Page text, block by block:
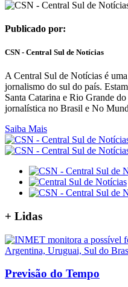
Publicado por:
CSN - Central Sul de Notícias
A Central Sul de Notícias é
jornalismo do sul do país.
Santa Catarina e Rio Grande
jornalística no Brasil e No
Saiba Mais
+ Lidas
Previsão do Tempo